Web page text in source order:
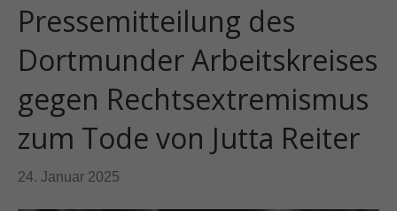
Pressemitteilung des
Dortmunder Arbeitskreises
gegen Rechtsextremismus
zum Tode von Jutta Reiter
24. Januar 2025